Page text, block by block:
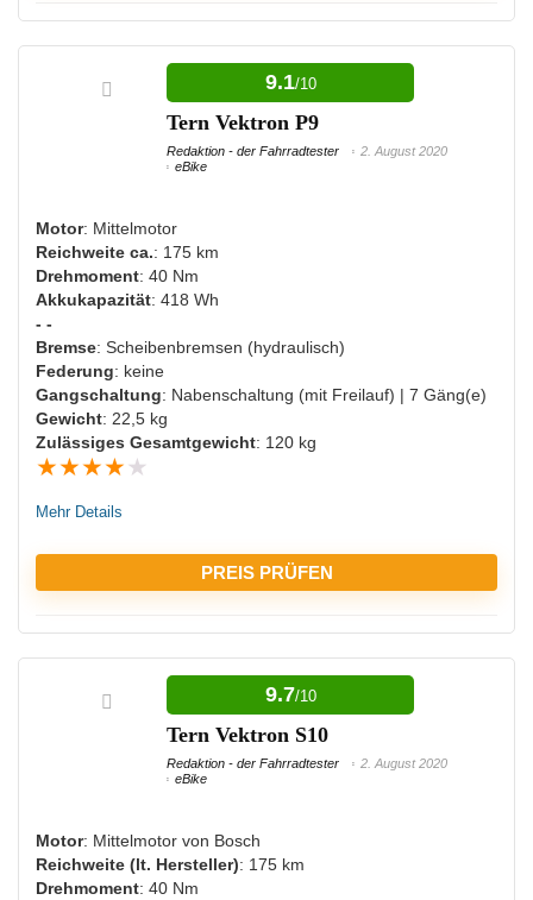
VORTEILE:
Beleuchtung vorhanden
Bisher keine Nachteile bekannt
9.1/10
Tern Vektron P9
Redaktion - der Fahrradtester
2. August 2020
eBike
Motor: Mittelmotor
Reichweite ca.: 175 km
Drehmoment: 40 Nm
Akkukapazität: 418 Wh
- -
Bremse: Scheibenbremsen (hydraulisch)
Federung: keine
Gangschaltung: Nabenschaltung (mit Freilauf) | 7 Gäng(e)
Gewicht: 22,5 kg
Zulässiges Gesamtgewicht: 120 kg
★★★★ ★
Mehr Details
PREIS PRÜFEN
VORTEILE:
Hohe Reichweite
Beleuchtung vorhanden
NACHTEILE:
Nicht viel Zuladung möglich
9.7/10
Tern Vektron S10
Redaktion - der Fahrradtester
2. August 2020
eBike
Motor: Mittelmotor von Bosch
Reichweite (lt. Hersteller): 175 km
Drehmoment: 40 Nm